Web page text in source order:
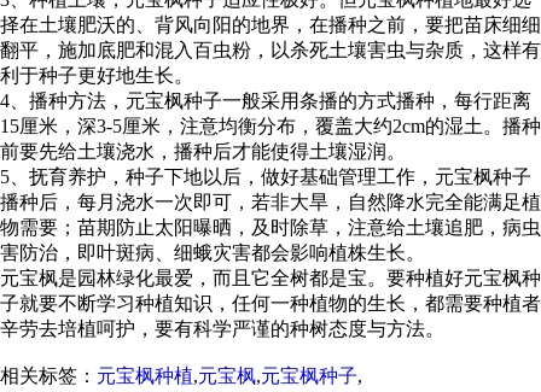
择在土壤肥沃的、背风向阳的地界，在播种之前，要把苗床细细
翻平，施加底肥和混入百虫粉，以杀死土壤害虫与杂质，这样有
利于种子更好地生长。
4、播种方法，元宝枫种子一般采用条播的方式播种，每行距离
15厘米，深3-5厘米，注意均衡分布，覆盖大约2cm的湿土。播种
前要先给土壤浇水，播种后才能使得土壤湿润。
5、抚育养护，种子下地以后，做好基础管理工作，元宝枫种子
播种后，每月浇水一次即可，若非大旱，自然降水完全能满足植
物需要；苗期防止太阳曝晒，及时除草，注意给土壤追肥，病虫
害防治，即叶斑病、细蛾灾害都会影响植株生长。
元宝枫是园林绿化最爱，而且它全树都是宝。要种植好元宝枫种
子就要不断学习种植知识，任何一种植物的生长，都需要种植者
辛劳去培植呵护，要有科学严谨的种树态度与方法。
相关标签： 元宝枫种植,元宝枫,元宝枫种子,